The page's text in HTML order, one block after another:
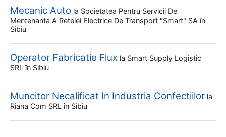
Mecanic Auto la Societatea Pentru Servicii De
Mentenanta A Retelei Electrice De Transport "smart" SA în
Sibiu
Operator Fabricatie Flux la Smart Supply Logistic
SRL în Sibiu
Muncitor Necalificat In Industria Confectiilor la
Riana Com SRL în Sibiu